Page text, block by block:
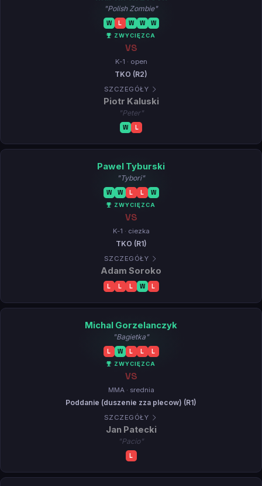
"Polish Zombie"
W L W W W
ZWYCIĘZCA
VS
K-1 · open
TKO (R2)
SZCZEGÓŁY
Piotr Kaluski
"Peter"
W L
Pawel Tyburski
"Tybori"
W W L L W
ZWYCIĘZCA
VS
K-1 · ciezka
TKO (R1)
SZCZEGÓŁY
Adam Soroko
L L L W L
Michal Gorzelanczyk
"Bagietka"
L W L L L
ZWYCIĘZCA
VS
MMA · srednia
Poddanie (duszenie zza plecow) (R1)
SZCZEGÓŁY
Jan Patecki
"Pacio"
L